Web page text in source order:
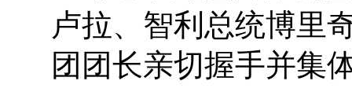
卢拉、智利总统博里
团团长亲切握手并集